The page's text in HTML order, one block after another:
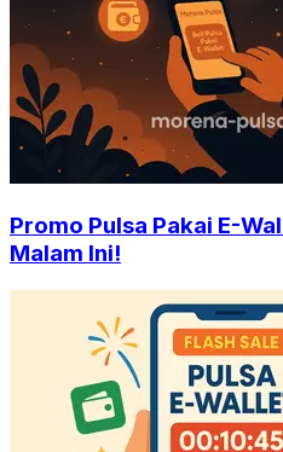
Promo Pulsa Pakai E-
Malam Ini!